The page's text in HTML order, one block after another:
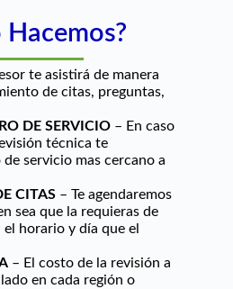
Hacemos?
te asistirá de manera
de citas, preguntas,
DE SERVICIO – En caso
técnica te
servicio mas cercano a
CITAS – Te agendaremos
sea que la requieras de
horario y día que el
– El costo de la revisión a
en cada región o